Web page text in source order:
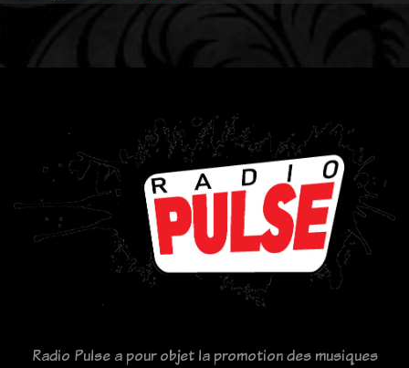
Radio Pulse a pour objet la promotion des musiques